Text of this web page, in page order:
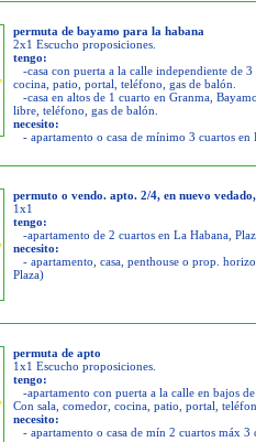
permuta de bayamo para la habana
2x1 Escucho proposiciones.
tengo:
-casa con puerta a la calle independiente de
cocina, patio, portal, teléfono, gas de balón.
-casa en altos de 1 cuarto en Granma,
libre, teléfono, gas de balón.
necesito:
- apartamento o casa de mínimo 3 cuartos en
permuto o vendo. apto. 2/4, en nuevo
1x1
tengo:
-apartamento de 2 cuartos en La Habana,
necesito:
- apartamento, casa, penthouse o prop.
Plaza)
permuta de apto
1x1 Escucho proposiciones.
tengo:
-apartamento con puerta a la calle en bajos
Con sala, comedor, cocina, patio, portal,
necesito:
- apartamento o casa de mín 2 cuartos máx 3